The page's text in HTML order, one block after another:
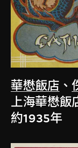
華懋飯店 、
上海華懋飯
約1935年